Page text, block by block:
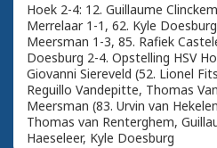
Hoek 2-4: 12. Guillaume
Merrelaar 1-1, 62. Kyle
Meersman 1-3, 85. Rafiek
Doesburg 2-4. Opstelling HSV
Giovanni Siereveld (52. Lionel
Reguillo Vandepitte, Thomas
Meersman (83. Urvin van
Thomas van Renterghem,
Haeseleer, Kyle Doesburg